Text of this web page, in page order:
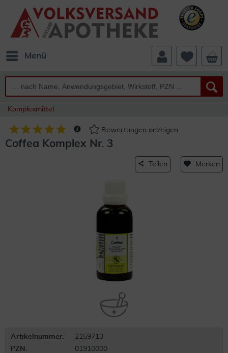
Menü
Komplexmittel
Bewertungen anzeigen
Coffea Komplex Nr. 3
Teilen Merken
Artikelnummer:
2159713
PZN:
01910000